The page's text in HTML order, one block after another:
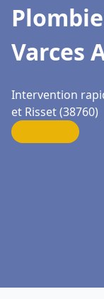
Varces
Intervention
et Risset (38760)